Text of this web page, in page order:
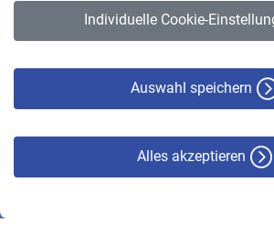
Individuelle Cookie-
Auswahl speichern
Alles akzeptieren
Erklärung zur Barrierefreiheit
© VBL 2026